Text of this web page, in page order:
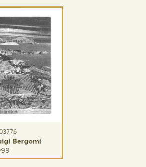
Bergomi